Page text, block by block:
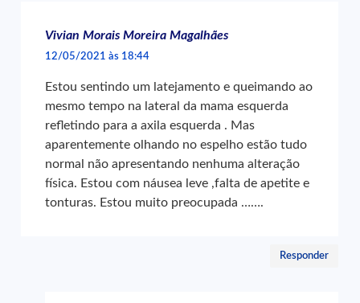
Vivian Morais Moreira Magalhães
12/05/2021 às 18:44
Estou sentindo um latejamento e queimando ao
mesmo tempo na lateral da mama esquerda
refletindo para a axila esquerda . Mas
aparentemente olhando no espelho estão tudo
normal não apresentando nenhuma alteração
física. Estou com náusea leve ,falta de apetite e
tonturas. Estou muito preocupada …….
Responder